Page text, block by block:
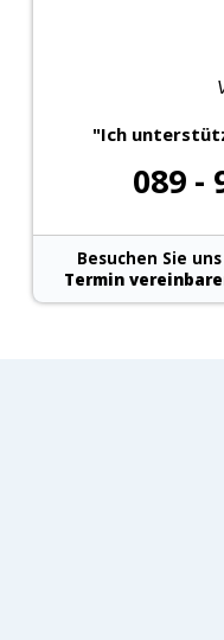
"Ich
089 -
Besuchen Sie uns
Termin